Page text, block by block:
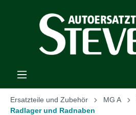
Ersatzteile und Zubehör MG A
Radlager und Radnaben